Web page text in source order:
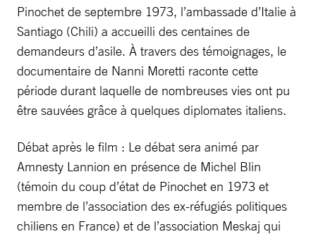
Pinochet de septembre 1973, l’ambassade d’Italie à
Santiago (Chili) a accueilli des centaines de
demandeurs d’asile. À travers des témoignages, le
documentaire de Nanni Moretti raconte cette
période durant laquelle de nombreuses vies ont pu
être sauvées grâce à quelques diplomates italiens.
Débat après le film : Le débat sera animé par
Amnesty Lannion en présence de Michel Blin
(témoin du coup d’état de Pinochet en 1973 et
membre de l’association des ex-réfugiés politiques
chiliens en France) et de l’association Meskaj qui